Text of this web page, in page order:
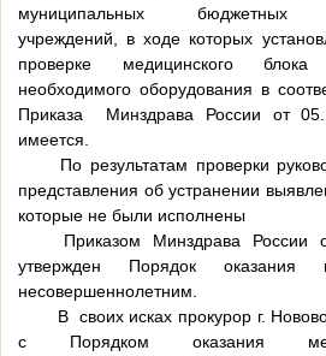
муниципальных бюджетных
учреждений, в ходе которых
проверке медицинского блока
необходимого оборудования в
Приказа Минздрава России от
имеется.
По результатам проверки
представления об устранении
которые не были исполнены
Приказом Минздрава
утвержден Порядок оказания
несовершеннолетним.
В своих исках прокурор г.
с Порядком оказания